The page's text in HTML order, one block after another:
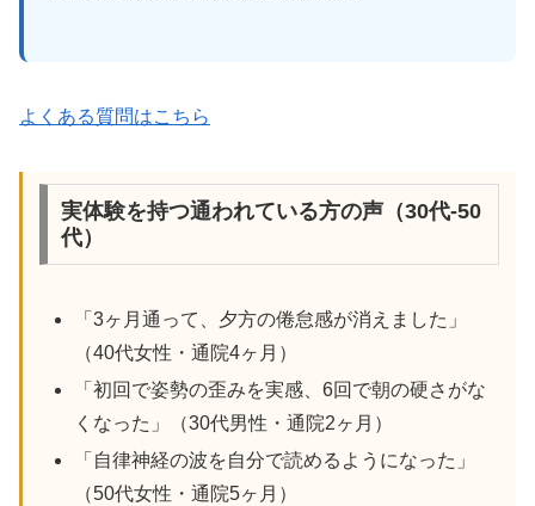
よくある質問はこちら
実体験を持つ通われている方の声（30代-50
代）
「3ヶ月通って、夕方の倦怠感が消えました」
（40代女性・通院4ヶ月）
「初回で姿勢の歪みを実感、6回で朝の硬さがな
くなった」（30代男性・通院2ヶ月）
「自律神経の波を自分で読めるようになった」
（50代女性・通院5ヶ月）